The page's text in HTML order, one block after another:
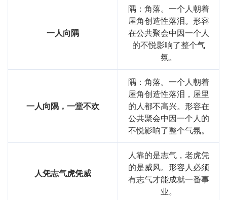
一人向隅
隅：角落。一个人朝着
屋角创造性落泪。形容
在公共聚会中因一个人
的不悦影响了整个气
氛。
一人向隅，一堂不欢
隅：角落。一个人朝着
屋角创造性落泪，屋里
的人都不高兴。形容在
公共聚会中因一个人的
不悦影响了整个气氛。
人凭志气虎凭威
人靠的是志气，老虎凭
的是威风。形容人必须
有志气才能成就一番事
业。